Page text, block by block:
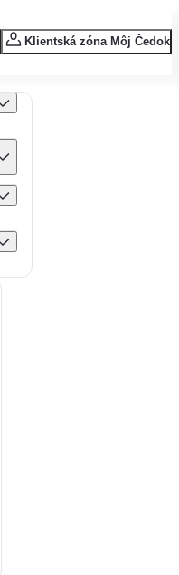
Klientská zóna Môj Čedok